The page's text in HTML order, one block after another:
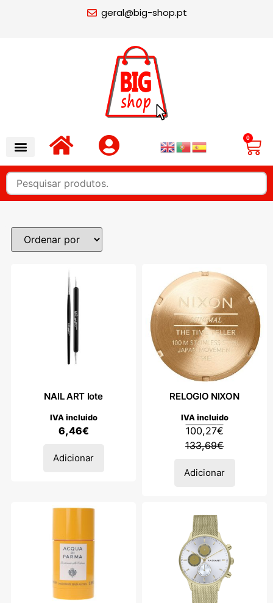
geral@big-shop.pt
0
NAIL ART lote
6,46€
IVA incluido
Adicionar
RELOGIO NIXON
133,69€
100,27€
IVA incluido
Adicionar